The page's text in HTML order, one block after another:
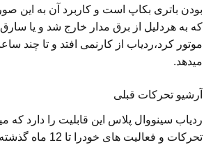
بودن باتری بکاپ است و کاربرد آن به این
که به هردلیل از برق مدار خارج شد و یا
موتور کرد،ردیاب از کارنمی افتد و تا چند
میدهد.
آرشیو تحرکات قبلی
ردیاب سینووال پلاس این قابلیت را دارد که
تحرکات و فعالیت های